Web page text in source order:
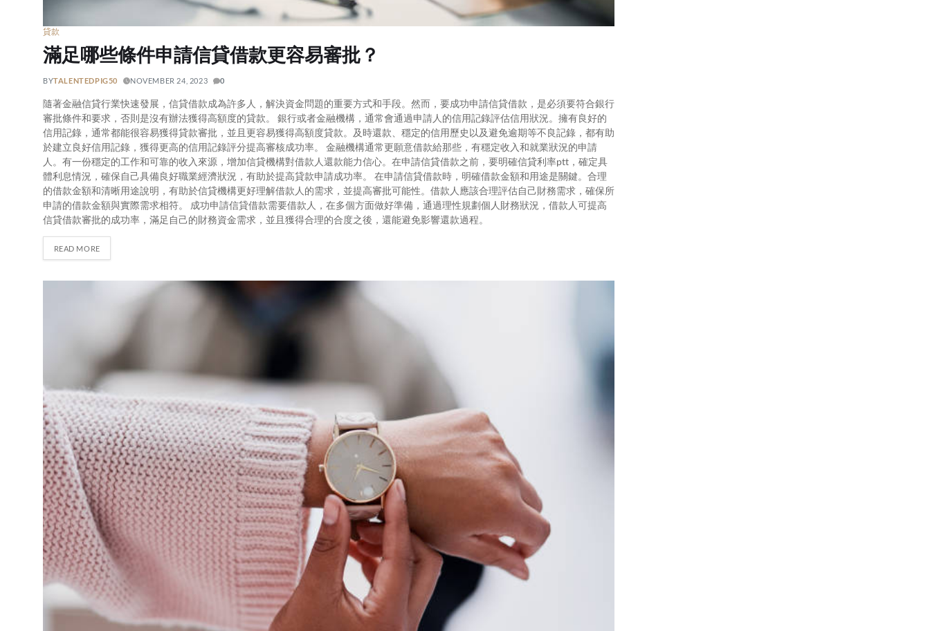
貸款
滿足哪些條件申請信貸借款更容易審批？
BYTALENTEDPIG50 NOVEMBER 24, 2023 0
隨著金融信貸行業快速發展，信貸借款成為許多人，解決資金問題的重要方式和手段。然而，要成功申請信貸借款，是必須要符合銀行
審批條件和要求，否則是沒有辦法獲得高額度的貸款。 銀行或者金融機構，通常會通過申請人的信用記錄評估信用狀況。擁有良好的
信用記錄，通常都能很容易獲得貸款審批，並且更容易獲得高額度貸款。及時還款、穩定的信用歷史以及避免逾期等不良記錄，都有助
於建立良好信用記錄，獲得更高的信用記錄評分提高審核成功率。 金融機構通常更願意借款給那些，有穩定收入和就業狀況的申請
人。有一份穩定的工作和可靠的收入來源，增加信貸機構對借款人還款能力信心。在申請信貸借款之前，要明確信貸利率ptt，確定具
體利息情況，確保自己具備良好職業經濟狀況，有助於提高貸款申請成功率。 在申請信貸借款時，明確借款金額和用途是關鍵。合理
的借款金額和清晰用途說明，有助於信貸機構更好理解借款人的需求，並提高審批可能性。借款人應該合理評估自己財務需求，確保所
申請的借款金額與實際需求相符。 成功申請信貸借款需要借款人，在多個方面做好準備，通過理性規劃個人財務狀況，借款人可提高
信貸借款審批的成功率，滿足自己的財務資金需求，並且獲得合理的合度之後，還能避免影響還款過程。
READ MORE